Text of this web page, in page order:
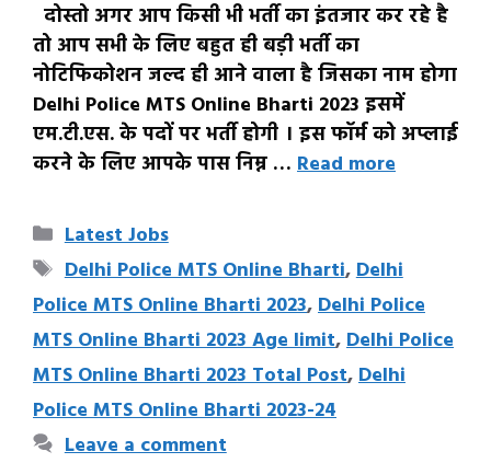
दोस्तो अगर आप किसी भी भर्ती का इंतजार कर रहे है
तो आप सभी के लिए बहुत ही बड़ी भर्ती का
नोटिफिकोशन जल्द ही आने वाला है जिसका नाम होगा
Delhi Police MTS Online Bharti 2023 इसमें
एम.टी.एस. के पदों पर भर्ती होगी । इस फॉर्म को अप्लाई
करने के लिए आपके पास निम्न … Read more
Categories
Latest Jobs
Tags
Delhi Police MTS Online Bharti,Delhi
Police MTS Online Bharti 2023,Delhi Police
MTS Online Bharti 2023 Age limit,Delhi Police
MTS Online Bharti 2023 Total Post,Delhi
Police MTS Online Bharti 2023-24
Leave a comment